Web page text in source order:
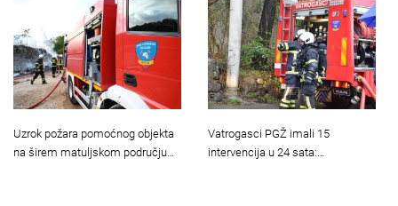
Uzrok požara pomoćnog objekta
na širem matuljskom području…
Vatrogasci PGŽ imali 15
intervencija u 24 sata:…